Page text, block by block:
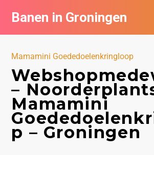
Banen in Groningen
Mamamini Goededoelenkringloop
–
Mamamini
p – Groningen
Vacatures per bedrijf
De populairste vacatures in Groningen
Nieuwsbrief feed